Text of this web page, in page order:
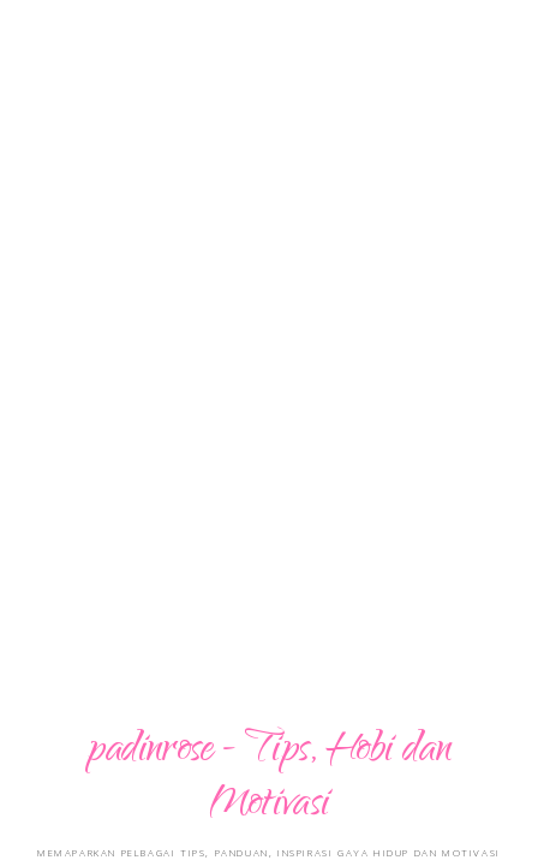
padinrose - Tips, Hobi dan
Motivasi
MEMAPARKAN PELBAGAI TIPS, PANDUAN, INSPIRASI GAYA HIDUP DAN MOTIVASI